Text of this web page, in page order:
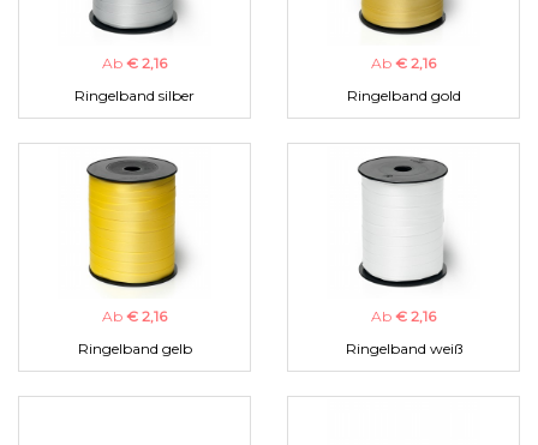
Ab € 2,16
Ringelband silber
Ab € 2,16
Ringelband gold
Ab € 2,16
Ringelband gelb
Ab € 2,16
Ringelband weiß